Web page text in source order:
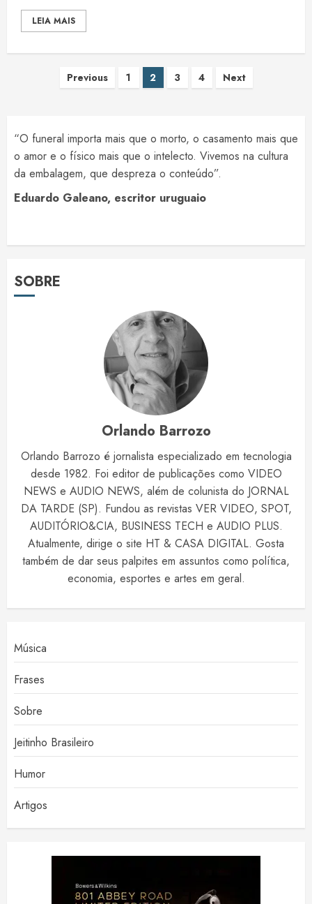
LEIA MAIS
Paginação
posts
Previous 1 2 3 4 Next
“O funeral importa mais que o morto, o casamento mais que
o amor e o físico mais que o intelecto. Vivemos na cultura
da embalagem, que despreza o conteúdo”.
Eduardo Galeano, escritor uruguaio
SOBRE
Orlando Barrozo
Orlando Barrozo é jornalista especializado em tecnologia
desde 1982. Foi editor de publicações como VIDEO
NEWS e AUDIO NEWS, além de colunista do JORNAL
DA TARDE (SP). Fundou as revistas VER VIDEO, SPOT,
AUDITÓRIO&CIA, BUSINESS TECH e AUDIO PLUS.
Atualmente, dirige o site HT & CASA DIGITAL. Gosta
também de dar seus palpites em assuntos como política,
economia, esportes e artes em geral.
Música
Frases
Sobre
Jeitinho Brasileiro
Humor
Artigos